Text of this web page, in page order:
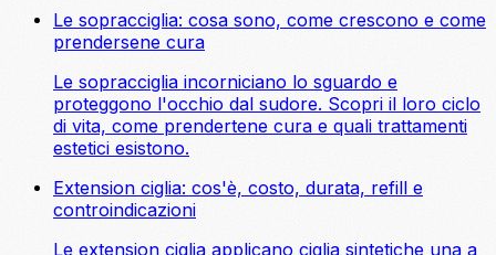
Le sopracciglia: cosa sono, come crescono e come
prendersene cura
Le sopracciglia incorniciano lo sguardo e
proteggono l'occhio dal sudore. Scopri il loro ciclo
di vita, come prendertene cura e quali trattamenti
estetici esistono.
Extension ciglia: cos'è, costo, durata, refill e
controindicazioni
Le extension ciglia applicano ciglia sintetiche una a